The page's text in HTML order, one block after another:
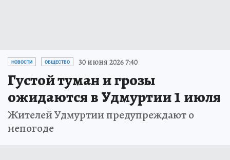
НОВОСТИ ОБЩЕСТВО 30 июня 2026 7:40
Густой туман и грозы
ожидаются в Удмуртии 1 июля
Жителей Удмуртии предупреждают о
непогоде